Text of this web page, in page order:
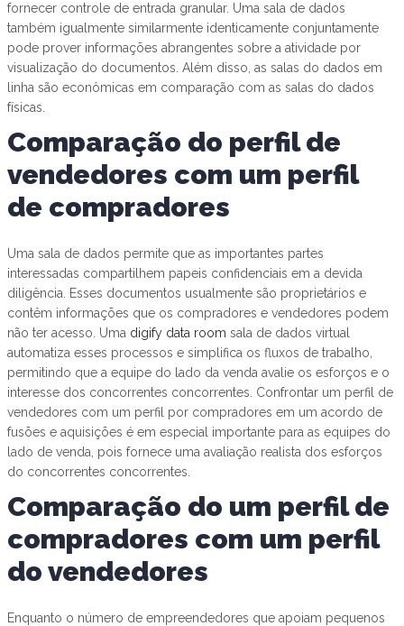
fornecer controle de entrada granular. Uma sala de dados
também igualmente similarmente identicamente conjuntamente
pode prover informações abrangentes sobre a atividade por
visualização do documentos. Além disso, as salas do dados em
linha são econômicas em comparação com as salas do dados
físicas.
Comparação do perfil de
vendedores com um perfil
de compradores
Uma sala de dados permite que as importantes partes
interessadas compartilhem papeis confidenciais em a devida
diligência. Esses documentos usualmente são proprietários e
contêm informações que os compradores e vendedores podem
não ter acesso. Uma digify data room sala de dados virtual
automatiza esses processos e simplifica os fluxos de trabalho,
permitindo que a equipe do lado da venda avalie os esforços e o
interesse dos concorrentes concorrentes. Confrontar um perfil de
vendedores com um perfil por compradores em um acordo de
fusões e aquisições é em especial importante para as equipes do
lado de venda, pois fornece uma avaliação realista dos esforços
do concorrentes concorrentes.
Comparação do um perfil de
compradores com um perfil
do vendedores
Enquanto o número de empreendedores que apoiam pequenos